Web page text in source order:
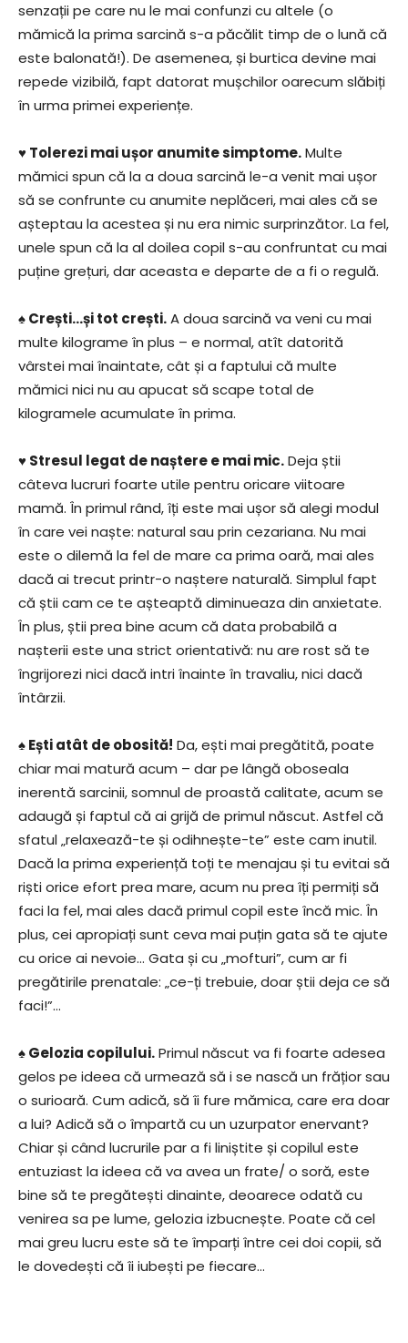
senzații pe care nu le mai confunzi cu altele (o
mămică la prima sarcină s-a păcălit timp de o lună că
este balonată!). De asemenea, și burtica devine mai
repede vizibilă, fapt datorat mușchilor oarecum slăbiți
în urma primei experiențe.
♥ Tolerezi mai ușor anumite simptome.Multe
mămici spun că la a doua sarcină le-a venit mai ușor
să se confrunte cu anumite neplăceri, mai ales că se
așteptau la acestea și nu era nimic surprinzător. La fel,
unele spun că la al doilea copil s-au confruntat cu mai
puține grețuri, dar aceasta e departe de a fi o regulă.
♠ Crești…și tot crești.A doua sarcină va veni cu mai
multe kilograme în plus – e normal, atît datorită
vârstei mai înaintate, cât și a faptului că multe
mămici nici nu au apucat să scape total de
kilogramele acumulate în prima.
♥ Stresul legat de naștere e mai mic.Deja știi
câteva lucruri foarte utile pentru oricare viitoare
mamă. În primul rând, îți este mai ușor să alegi modul
în care vei naște: natural sau prin cezariana. Nu mai
este o dilemă la fel de mare ca prima oară, mai ales
dacă ai trecut printr-o naștere naturală. Simplul fapt
că știi cam ce te așteaptă diminueaza din anxietate.
În plus, știi prea bine acum că data probabilă a
nașterii este una strict orientativă: nu are rost să te
îngrijorezi nici dacă intri înainte în travaliu, nici dacă
întârzii.
♠ Ești atât de obosită! Da, ești mai pregătită, poate
chiar mai matură acum – dar pe lângă oboseala
inerentă sarcinii, somnul de proastă calitate, acum se
adaugă și faptul că ai grijă de primul născut. Astfel că
sfatul „relaxează-te și odihnește-te” este cam inutil.
Dacă la prima experiență toți te menajau și tu evitai să
riști orice efort prea mare, acum nu prea îți permiți să
faci la fel, mai ales dacă primul copil este încă mic. În
plus, cei apropiați sunt ceva mai puțin gata să te ajute
cu orice ai nevoie… Gata și cu „mofturi”, cum ar fi
pregătirile prenatale: „ce-ți trebuie, doar știi deja ce să
faci!”…
♠ Gelozia copilului.Primul născut va fi foarte adesea
gelos pe ideea că urmează să i se nască un frățior sau
o surioară. Cum adică, să îi fure mămica, care era doar
a lui? Adică să o împartă cu un uzurpator enervant?
Chiar și când lucrurile par a fi liniștite și copilul este
entuziast la ideea că va avea un frate/ o soră, este
bine să te pregătești dinainte, deoarece odată cu
venirea sa pe lume, gelozia izbucnește. Poate că cel
mai greu lucru este să te împarți între cei doi copii, să
le dovedești că îi iubești pe fiecare…